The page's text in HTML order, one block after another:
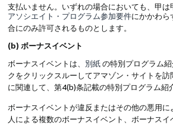
支払いません。いずれの場合においても、甲
アソシエイト・プログラム参加要件にかかわら
合にのみ許可されるものとします。
(b) ボーナスイベント
ボーナスイベントは、 別紙の特別プログラム
クをクリックスルーしてアマゾン・サイトを
に関連して、第4(b)条記載の特別プログラム紹
ボーナスイベントが違反またはその他の悪用
人による複数のボーナスイベント、ボーナス